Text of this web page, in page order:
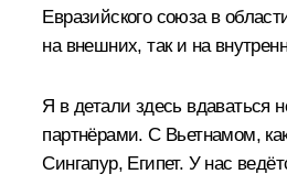
Евразийского союза в
на внешних, так и на
Я в детали здесь вдаваться
партнёрами. С Вьетнамом,
Сингапур, Египет. У нас